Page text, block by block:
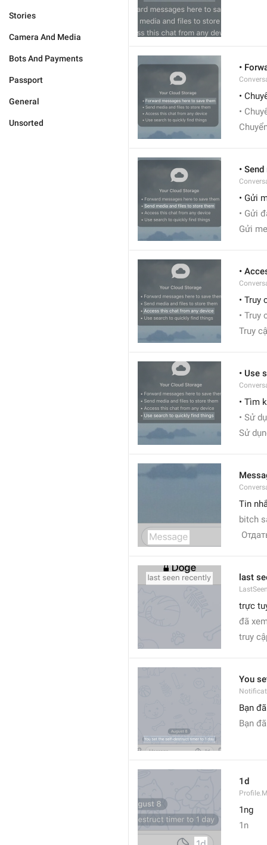
Stories
Camera And Media
Bots And Payments
Passport
General
Unsorted
•
•
•
•
• Gửi
• Gửi
Gửi
•
• Truy
• Truy
Truy
• Use
• Tìm
• Sử
Sử
Tin
bitch
last
trực
đã
truy
You
Bạn
Bạn
1d
1ng
1n